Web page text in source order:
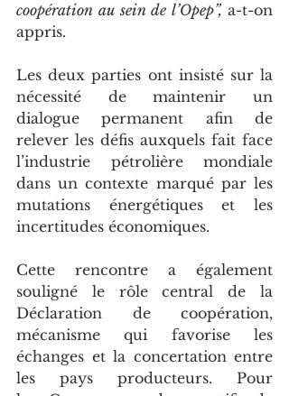
coopération au sein de l’Opep”, a-t-on
appris.
Les deux parties ont insisté sur la
nécessité de maintenir un
dialogue permanent afin de
relever les défis auxquels fait face
l’industrie pétrolière mondiale
dans un contexte marqué par les
mutations énergétiques et les
incertitudes économiques.
Cette rencontre a également
souligné le rôle central de la
Déclaration de coopération,
mécanisme qui favorise les
échanges et la concertation entre
les pays producteurs. Pour